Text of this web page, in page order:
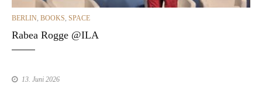
CATEGORIES
BERLIN BOOKS SPACE
Rabea Rogge @ILA
13. Juni 2026